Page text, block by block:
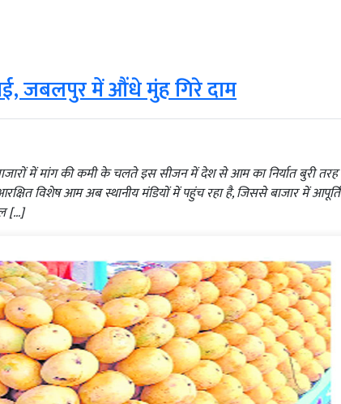
जबलपुर में औंधे मुंह गिरे दाम
में मांग की कमी के चलते इस सीजन में देश से आम का निर्यात बुरी तरह
विशेष आम अब स्थानीय मंडियों में पहुंच रहा है, जिससे बाजार में आपूर्ति
[…]